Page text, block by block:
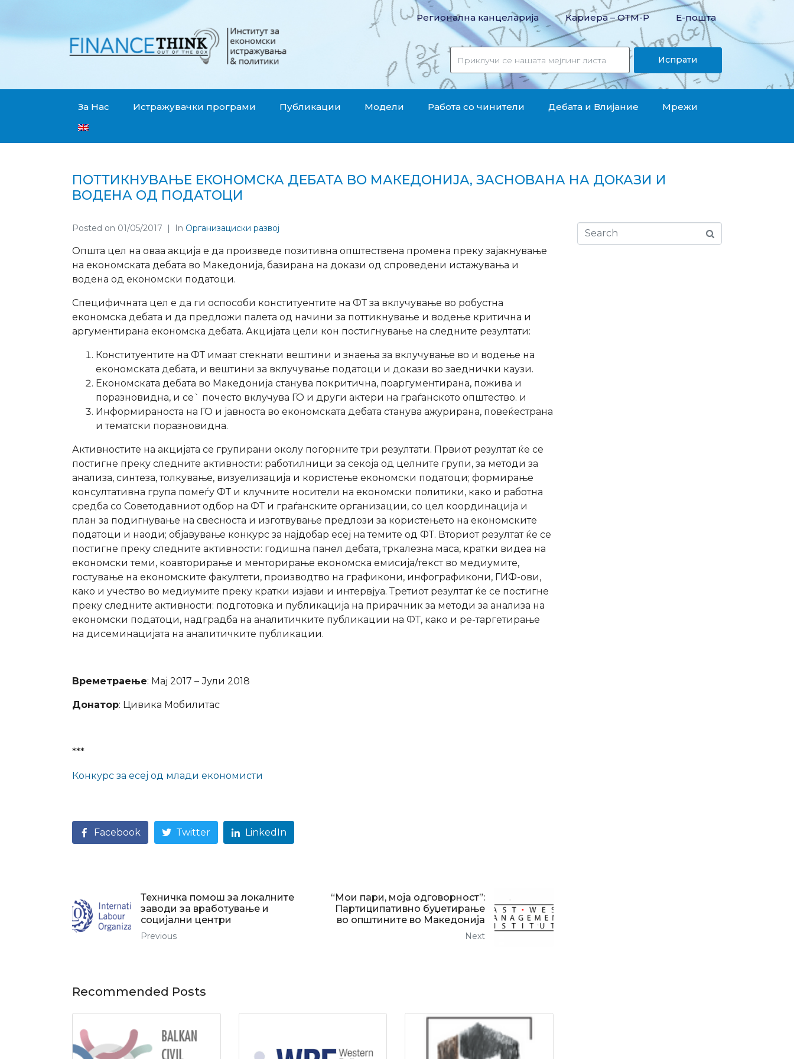
Регионална канцеларија Кариера – OТМ-Р Е-пошта
Испрати
За Нас Истражувачки програми Публикации Модели Работа со чинители Дебата и Влијание Мрежи
ПОТТИКНУВАЊЕ ЕКОНОМСКА ДЕБАТА ВО МАКЕДОНИЈА, ЗАСНОВАНА НА ДОКАЗИ И
ВОДЕНА ОД ПОДАТОЦИ
Posted on 01/05/2017 In Организациски развој
Општа цел на оваа акција е да произведе позитивна општествена промена преку зајакнување
на економската дебата во Македонија, базирана на докази од спроведени истажувања и
водена од економски податоци.
Специфичната цел е да ги оспособи конституентите на ФТ за вклучување во робустна
економска дебата и да предложи палета од начини за поттикнување и водење критична и
аргументирана економска дебата. Акцијата цели кон постигнување на следните резултати:
Конституентите на ФТ имаат стекнати вештини и знаења за вклучување во и водење на
економската дебата, и вештини за вклучување податоци и докази во заеднички каузи.
Економската дебата во Македонија станува покритична, поаргументирана, пожива и
поразновидна, и се` почесто вклучува ГО и други актери на граѓанското општество. и
Информираноста на ГО и јавноста во економската дебата станува ажурирана, повеќестрана
и тематски поразновидна.
Активностите на акцијата се групирани околу погорните три резултати. Првиот резултат ќе се
постигне преку следните активности: работилници за секоја од целните групи, за методи за
анализа, синтеза, толкување, визуелизација и користење економски податоци; формирање
консултативна група помеѓу ФТ и клучните носители на економски политики, како и работна
средба со Советодавниот одбор на ФТ и граѓанските организации, со цел координација и
план за подигнување на свесноста и изготвување предлози за користењето на економските
податоци и наоди; објавување конкурс за најдобар есеј на темите од ФТ. Вториот резултат ќе се
постигне преку следните активности: годишна панел дебата, тркалезна маса, кратки видеа на
економски теми, коавторирање и менторирање економска емисија/текст во медиумите,
гостување на економските факултети, производтво на графикони, инфографикони, ГИФ-ови,
како и учество во медиумите преку кратки изјави и интервјуа. Третиот резултат ќе се постигне
преку следните активности: подготовка и публикација на прирачник за методи за анализа на
економски податоци, надградба на аналитичките публикации на ФТ, како и ре-таргетирање
на дисеминацијата на аналитичките публикации.
Времетраење: Мај 2017 – Јули 2018
Донатор: Цивика Мобилитас
***
Конкурс за есеј од млади економисти
Facebook Twitter LinkedIn
Техничка помош за локалните
заводи за вработување и
социјални центри
Previous
“Мои пари, моја одговорност”:
Партиципативно буџетирање
во општините во Македонија
Next
Recommended Posts